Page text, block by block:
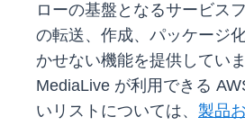
ローの基盤となるサービス
の転送、作成、パッケージ
かせない機能を提供してい
MediaLive が利用できる
いリストについては、 製品